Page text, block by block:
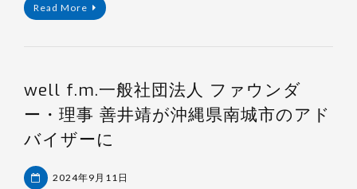
Read More
well f.m.一般社団法人 ファウンダ
ー・理事 善井靖が沖縄県南城市のアド
バイザーに
2024年9月11日